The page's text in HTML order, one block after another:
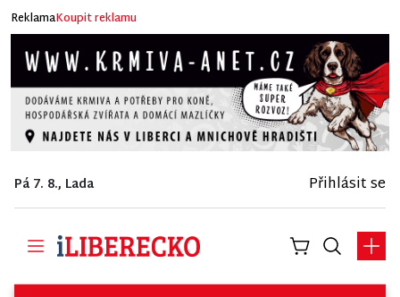
ReklamaKoupit reklamu
Pá 7. 8., Lada Přihlásit se